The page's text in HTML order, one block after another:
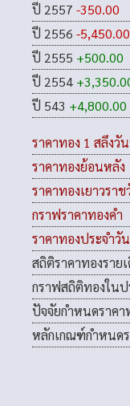
ปี 2557 -350.00
ปี 2556 -5,450.00
ปี 2555 +500.00
ปี 2554
ปี 543 +4,800.00
ราคาทอง 1 สลึงวั
ราคาทองย้อนหลัง
ราคาทองเยาวรา
กราฟราคาทองคำ
ราคาทองประจำวัน
สถิติราคาทองราย
กราฟสถิติทองในป
ปัจจัยกำหนดราคา
หลักเกณฑ์กำหนด